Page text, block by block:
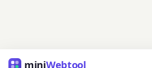
miniWebtool